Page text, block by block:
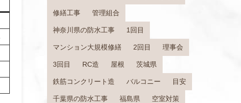
修繕工事 管理組合
神奈川県の防水工事 1回目
マンション大規模修繕 2回目 理事会
3回目 RC造 屋根 茨城県
鉄筋コンクリート造 バルコニー 目安
千葉県の防水工事 福島県 空室対策